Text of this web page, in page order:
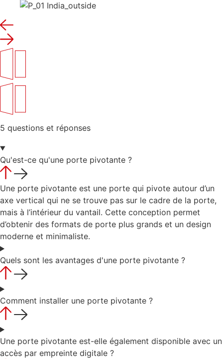
5 questions et réponses
Qu'est-ce qu'une porte pivotante ?
Une porte pivotante est une porte qui pivote autour d’un
axe vertical qui ne se trouve pas sur le cadre de la porte,
mais à l’intérieur du vantail. Cette conception permet
d’obtenir des formats de porte plus grands et un design
moderne et minimaliste.
Quels sont les avantages d'une porte pivotante ?
Comment installer une porte pivotante ?
Une porte pivotante est-elle également disponible avec un
accès par empreinte digitale ?